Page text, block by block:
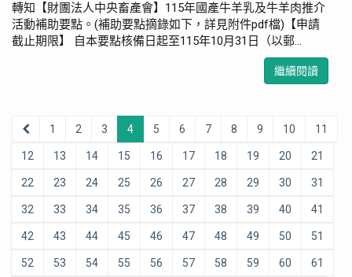
轉知【財團法人中央畜產會】115年國產牛羊乳及牛羊肉推介
活動補助要點。(補助要點摘錄如下，詳見附件pdf檔)【申請
截止期限】 自本要點核備日起至115年10月31日（以郵...
繼續閱讀
1 2 3 4 5 6 7 8 9 10 11
12 13 14 15 16 17 18 19 20 21
22 23 24 25 26 27 28 29 30 31
32 33 34 35 36 37 38 39 40 41
42 43 44 45 46 47 48 49 50 51
52 53 54 55 56 57 58 59 60 61